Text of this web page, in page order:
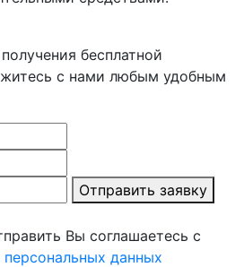
бесплатной
с нами любым удобным
Отправить заявку
Вы соглашаетесь с
данных